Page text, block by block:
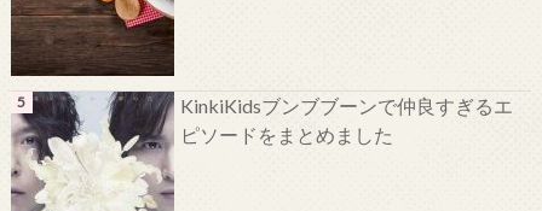
KinkiKidsブンブブーンで仲良すぎるエ
ピソードをまとめました